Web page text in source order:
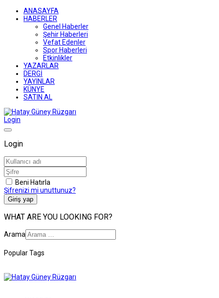
ANASAYFA
HABERLER
Genel Haberler
Şehir Haberleri
Vefat Edenler
Spor Haberleri
Etkinlikler
YAZARLAR
DERGİ
YAYINLAR
KÜNYE
SATIN AL
Login
Login
Beni Hatırla
Şifrenizi mi unuttunuz?
Giriş yap
WHAT ARE YOU LOOKING FOR?
Arama
Popular Tags